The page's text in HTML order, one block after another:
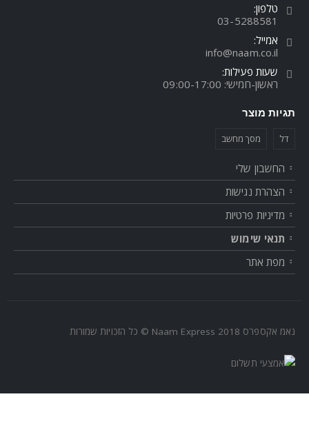
טלפון:
03-5288581
אמייל:
info@naam.co.il
שעות פעילות:
ראשון-חמישי: 09:00-17:00
תגיות מוצר
דל מסך מחשב
החשבון שלי
הצהרת נגישות
מדיניות פרטיות
תנאי שימוש
מפת אתר
נאמ אקספרס Naam Express 2018 © כל הזכויות שמורות